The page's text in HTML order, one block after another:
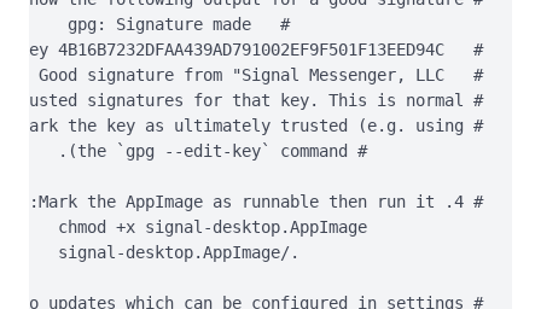
#   gpg: Signature made
#   gpg: Good signature from "Signal Messenger, LLC